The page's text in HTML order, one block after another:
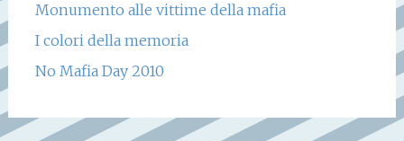
Monumento alle vittime della mafia
I colori della memoria
No Mafia Day 2010